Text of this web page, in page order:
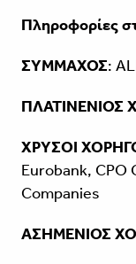
Πληροφορίες
ΣΥΜΜΑΧΟΣ:
ΠΛΑΤΙΝΕΝΙΟΣ
ΧΡΥΣΟΙ
Eurobank, CPO
Companies
ΑΣΗΜΕΝΙΟΣ